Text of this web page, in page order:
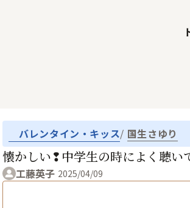
バレンタイン・キッス 国生さゆり
懐かしい❢中学生の時によく聴い
工藤英子 2025/04/09